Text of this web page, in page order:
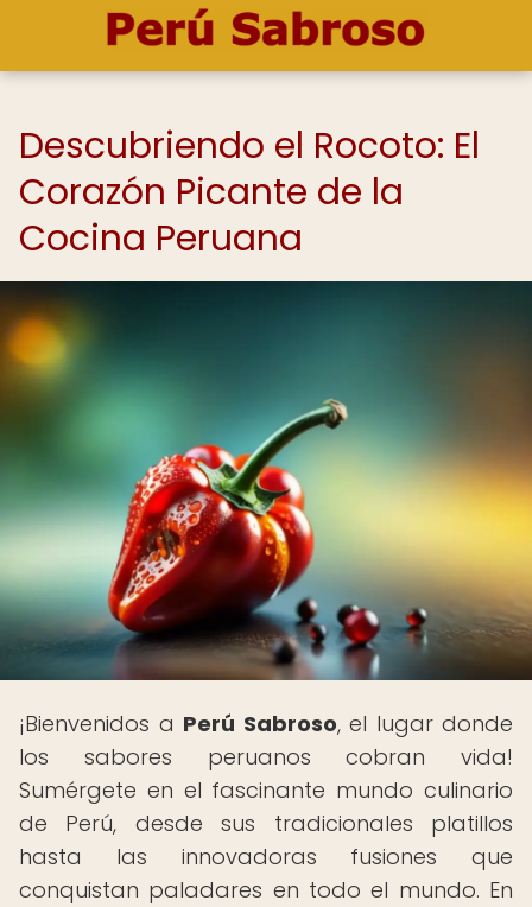
Descubriendo el Rocoto: El
Corazón Picante de la
Cocina Peruana
¡Bienvenidos a Perú Sabroso, el lugar donde
los sabores peruanos cobran vida!
Sumérgete en el fascinante mundo culinario
de Perú, desde sus tradicionales platillos
hasta las innovadoras fusiones que
conquistan paladares en todo el mundo. En